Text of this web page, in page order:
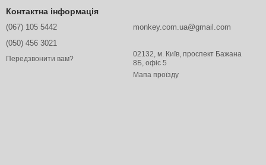
Контактна інформація
(067) 105 5442
(050) 456 3021
Передзвонити вам?
monkey.com.ua@gmail.com
02132, м. Київ, проспект Бажана
8Б, офіс 5
Мапа проїзду